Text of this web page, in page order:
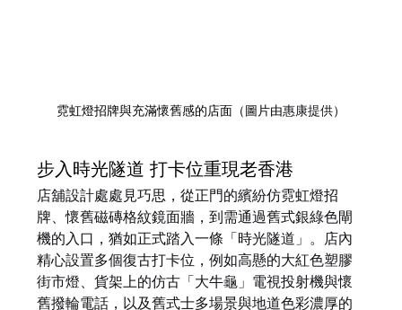
霓虹燈招牌與充滿懷舊感的店面（圖片由惠康提供）
步入時光隧道 打卡位重現老香港
店舖設計處處見巧思，從正門的繽紛仿霓虹燈招
牌、懷舊磁磚格紋鏡面牆，到需通過舊式銀綠色閘
機的入口，猶如正式踏入一條「時光隧道」。店內
精心設置多個復古打卡位，例如高懸的大紅色塑膠
街市燈、貨架上的仿古「大牛龜」電視投射機與懷
舊撥輪電話，以及舊式士多場景與地道色彩濃厚的